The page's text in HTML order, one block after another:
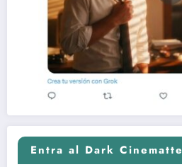
Entra al Dark Cinematte